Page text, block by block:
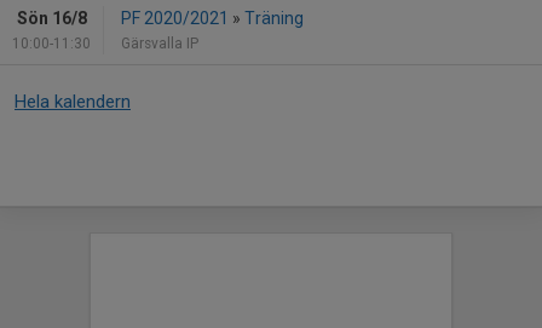
Sön 16/8
10:00-11:30
PF 2020/2021 » Träning
Gärsvalla IP
Hela kalendern